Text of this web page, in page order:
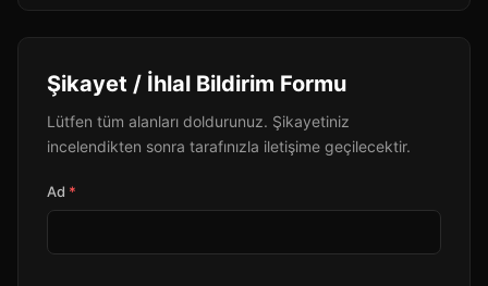
Şikayet / İhlal Bildirim Formu
Lütfen tüm alanları doldurunuz. Şikayetiniz
incelendikten sonra tarafınızla iletişime geçilecektir.
Ad *